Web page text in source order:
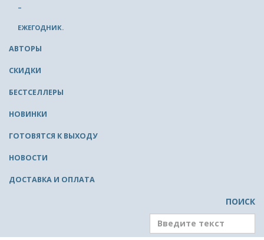
–
ЕЖЕГОДНИК.
АВТОРЫ
СКИДКИ
БЕСТСЕЛЛЕРЫ
НОВИНКИ
ГОТОВЯТСЯ К ВЫХОДУ
НОВОСТИ
ДОСТАВКА И ОПЛАТА
ПОИСК